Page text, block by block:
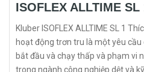
ISOFLEX ALLTIME SL
Kluber ISOFLEX ALLTIME SL 1
hoạt động trơn tru là một yêu
bắt đầu và chạy thấp và phạm vi
trong ngành công nghiệp dệt và